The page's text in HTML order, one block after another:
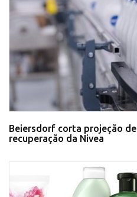
Beiersdorf corta projeção
recuperação da Nivea